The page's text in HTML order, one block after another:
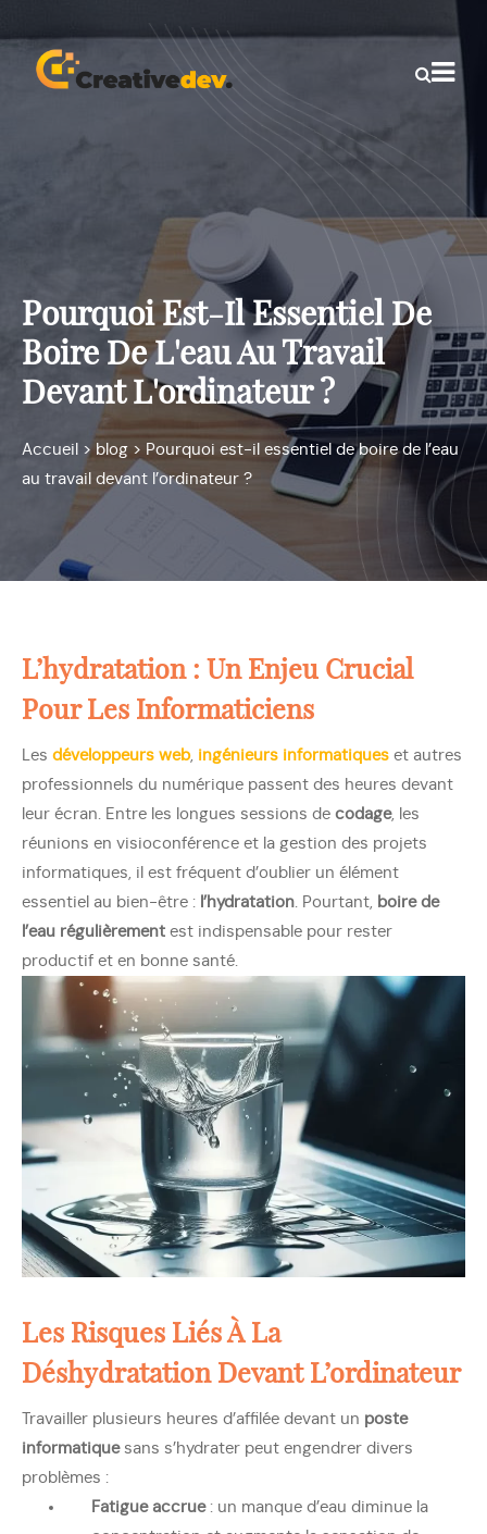
Pourquoi Est-Il Essentiel De
Boire De L'eau Au Travail
Devant L'ordinateur ?
Accueil > blog > Pourquoi est-il essentiel de boire de l’eau
au travail devant l’ordinateur ?
L’hydratation : Un Enjeu Crucial
Pour Les Informaticiens
Les développeurs web, ingénieurs informatiques et autres
professionnels du numérique passent des heures devant
leur écran. Entre les longues sessions de codage, les
réunions en visioconférence et la gestion des projets
informatiques, il est fréquent d’oublier un élément
essentiel au bien-être : l’hydratation. Pourtant, boire de
l’eau régulièrement est indispensable pour rester
productif et en bonne santé.
Les Risques Liés À La
Déshydratation Devant L’ordinateur
Travailler plusieurs heures d’affilée devant un poste
informatiquesans s’hydrater peut engendrer divers
problèmes :
Fatigue accrue: un manque d’eau diminue la